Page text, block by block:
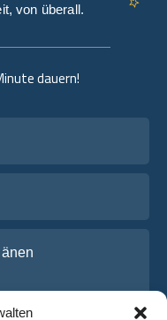
dauern!
von überall.